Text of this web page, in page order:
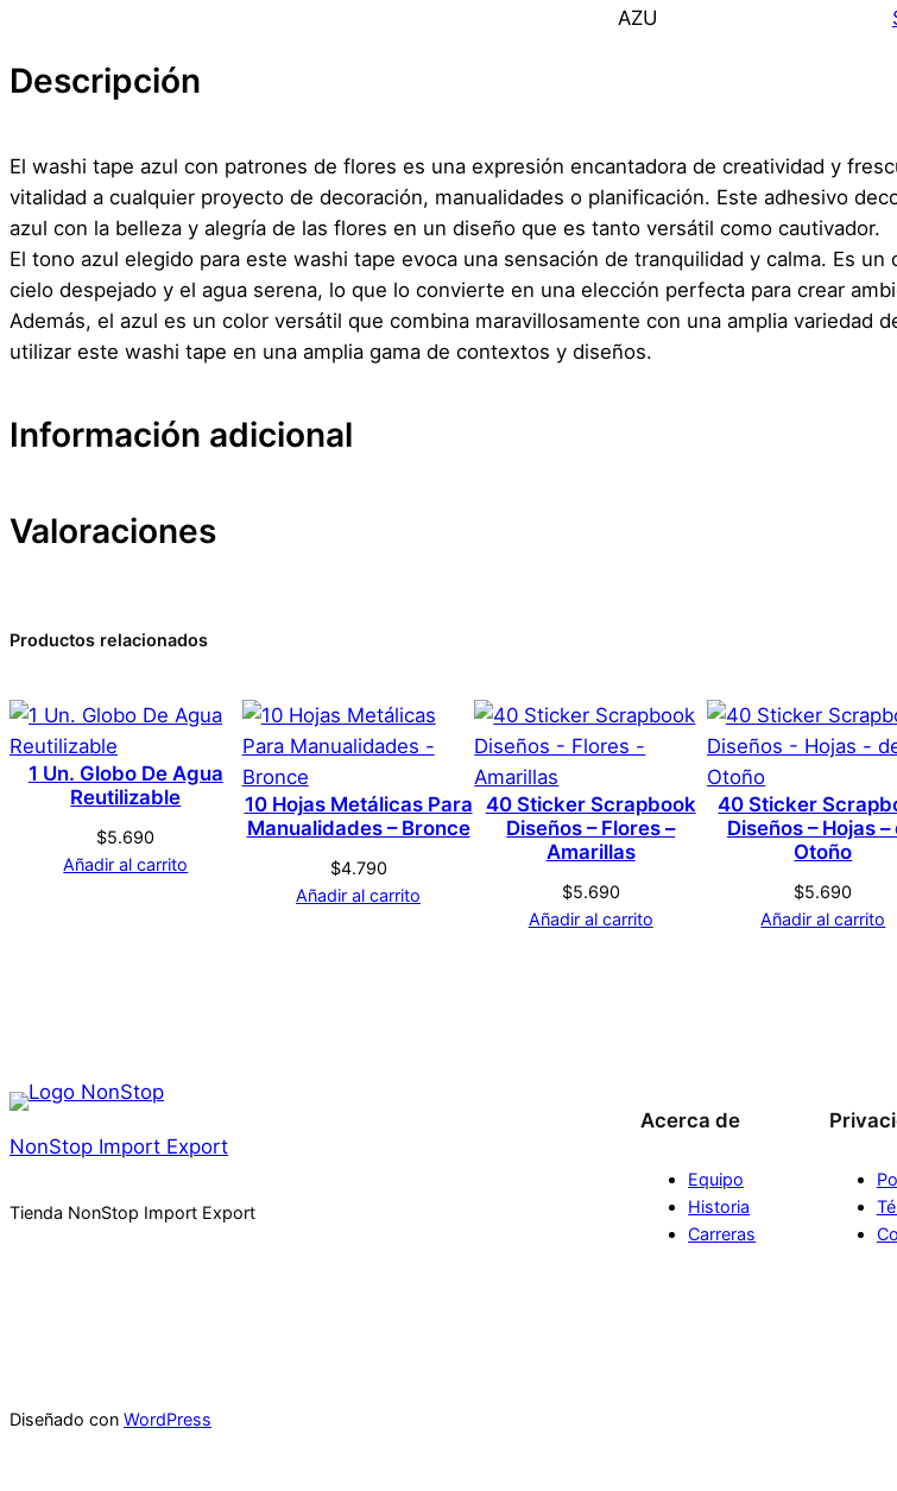
s
p
e
–
A
z
u
l
i
d
d
AZU
Descripción
El washi tape azul con patrones de flores es una expresión encantadora de creatividad y
vitalidad a cualquier proyecto de decoración, manualidades o planificación. Este adhesivo
azul con la belleza y alegría de las flores en un diseño que es tanto versátil como cautivador.
El tono azul elegido para este washi tape evoca una sensación de tranquilidad y calma. Es
cielo despejado y el agua serena, lo que lo convierte en una elección perfecta para crear
Además, el azul es un color versátil que combina maravillosamente con una amplia variedad
utilizar este washi tape en una amplia gama de contextos y diseños.
Información adicional
Atributos Valor
Color Azul
Tamaño S
Valoraciones
0 valoraciones en washitape – Azul –
No hay valoraciones aún. Solo los usuarios registrados que hayan comprado este producto
Productos relacionados
1 Un. Globo De Agua
Reutilizable
$5.690
Añadir al carrito
10 Hojas Metálicas Para
Manualidades – Bronce
$4.790
Añadir al carrito
40 Sticker Scrapbook
Diseños – Flores –
Amarillas
$5.690
Añadir al carrito
40 Sticker
Diseños – Hojas –
Otoño
$5.690
Añadir al carrito
NonStop Import Export
Tienda NonStop Import Export
Acerca de
Equipo
Historia
Carreras
Diseñado con WordPress